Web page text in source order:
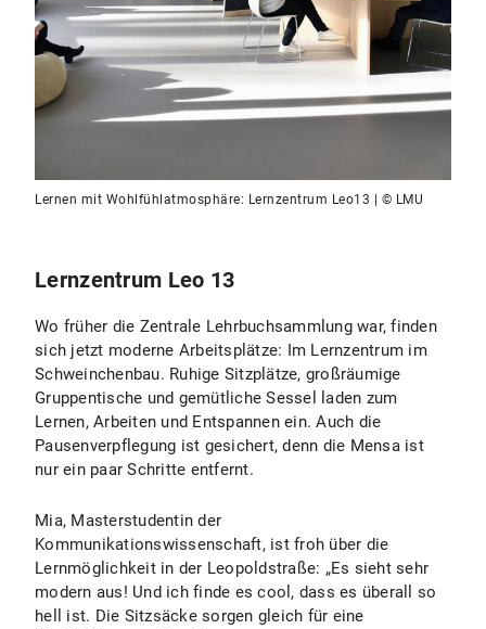
Lernen mit Wohlfühlatmosphäre: Lernzentrum Leo13 | © LMU
Lernzentrum Leo 13
Wo früher die Zentrale Lehrbuchsammlung war, finden
sich jetzt moderne Arbeitsplätze: Im Lernzentrum im
Schweinchenbau. Ruhige Sitzplätze, großräumige
Gruppentische und gemütliche Sessel laden zum
Lernen, Arbeiten und Entspannen ein. Auch die
Pausenverpflegung ist gesichert, denn die Mensa ist
nur ein paar Schritte entfernt.
Mia, Masterstudentin der
Kommunikationswissenschaft, ist froh über die
Lernmöglichkeit in der Leopoldstraße: „Es sieht sehr
modern aus! Und ich finde es cool, dass es überall so
hell ist. Die Sitzsäcke sorgen gleich für eine